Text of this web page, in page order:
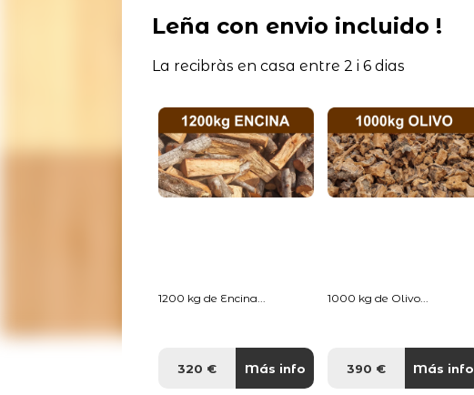
Leña con envio incluido !
La recibràs en casa entre 2 i 6 dias
1200 kg de Encina...
320 € Más info
1000 kg de Olivo...
390 € Más info